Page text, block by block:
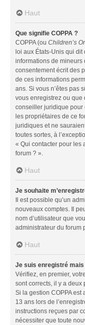
Haut
Que signifie COPPA ?
COPPA (ou Children’s
loi aux États-Unis qui
informations de mineurs
consentement écrit des
de ces informations
ans. Si vous n’êtes pas
vous enregistrez ou que
conseiller juridique pour
les propriétaires de ce
juridiques et ne
toutes sortes, à
« Qui contacter pour les
forum ? ».
Haut
Je souhaite
Il est possible qu’un
nouveaux comptes. Il
nom d’utilisateur que
administrateur du forum
Haut
Je suis enregistré
Vérifiez, en premier,
sont corrects, il y a deux
Si la gestion COPPA est
13 ans lors de
instructions reçues par
nécessiter que toute